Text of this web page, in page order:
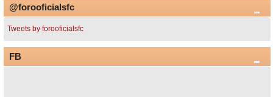
@forooficialsfc
Tweets by forooficialsfc
FB